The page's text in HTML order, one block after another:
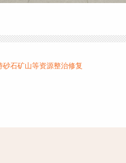
砂石矿山等资源整治修复